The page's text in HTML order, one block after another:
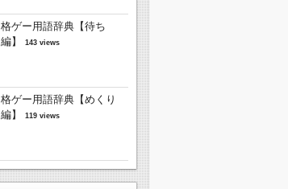
格ゲー用語辞典【待ち
編】
143 views
格ゲー用語辞典【めくり
編】
119 views